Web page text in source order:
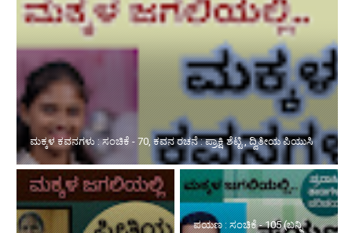
ಪ್ರೀತಿಯ ಪುಸ್ತಕ : ಸಂಚಿಕೆ - 224
ಪಯಣ : ಸಂಚಿಕೆ - 105 (ಬನ್ನಿ